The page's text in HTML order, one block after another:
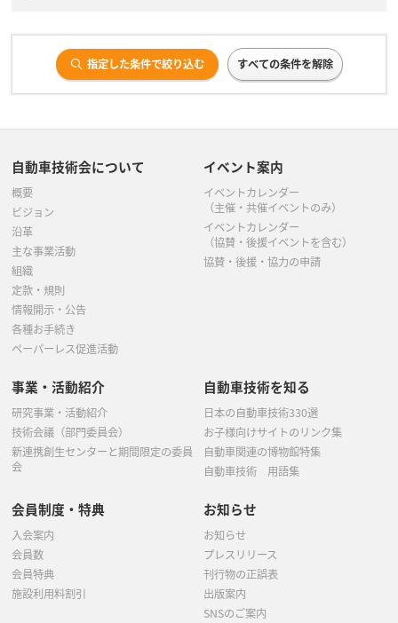
指定した条件で絞り込む すべての条件を解除
自動車技術会について
概要
ビジョン
沿革
主な事業活動
組織
定款・規則
情報開示・公告
各種お手続き
ペーパーレス促進活動
イベント案内
イベントカレンダー
（主催・共催イベントのみ）
イベントカレンダー
（協賛・後援イベントを含む）
協賛・後援・協力の申請
事業・活動紹介
研究事業・活動紹介
技術会議（部門委員会）
新連携創生センターと期間限定の委員
会
自動車技術を知る
日本の自動車技術330選
お子様向けサイトのリンク集
自動車関連の博物館特集
自動車技術 用語集
会員制度・特典
入会案内
会員数
会員特典
施設利用料割引
お知らせ
お知らせ
プレスリリース
刊行物の正誤表
出版案内
SNSのご案内